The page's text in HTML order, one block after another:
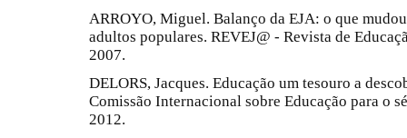
ARROYO, Miguel. Balanço da EJA: o que
adultos populares. REVEJ@ - Revista de
2007.
DELORS, Jacques. Educação um tesouro a
Comissão Internacional sobre Educação para o
2012.